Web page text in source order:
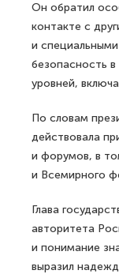
Он обратил
контакте с
и
безопасность
уровней,
По словам
действовала
и форумов, в
и Всемирного
Глава
авторитета
и понимание
выразил